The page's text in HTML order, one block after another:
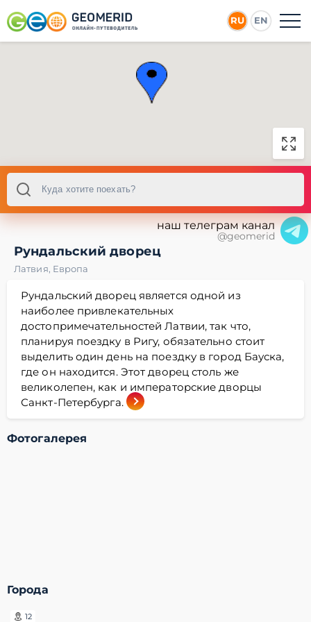
RU EN
наш телеграм канал
@geomerid
Рундальский дворец
Латвия, Европа
Рундальский дворец является одной из
наиболее привлекательных
достопримечательностей Латвии, так что,
планируя поездку в Ригу, обязательно стоит
выделить один день на поездку в город Бауска,
где он находится. Этот дворец столь же
великолепен, как и императорские дворцы
Санкт-Петербурга.
Фотогалерея
Города
12